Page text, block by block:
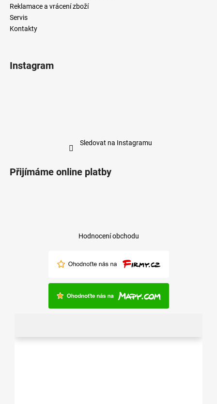
Reklamace a vrácení zboží
Servis
Kontakty
Instagram
Sledovat na Instagramu
Přijímáme online platby
Hodnocení obchodu